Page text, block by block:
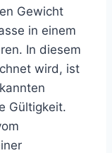
Gewicht
in einem
In diesem
wird, ist
Gültigkeit.